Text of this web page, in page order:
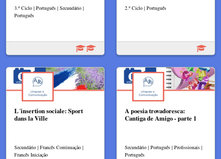
3.º Ciclo | Português | Secundário |
Português
2.º Ciclo | Português
L´insertion sociale: Sport
dans la Ville
Secundário | Francês Continuação |
Francês Iniciação
A poesia trovadoresca:
Cantiga de Amigo - parte 1
Secundário | Português | Profissionais |
Português